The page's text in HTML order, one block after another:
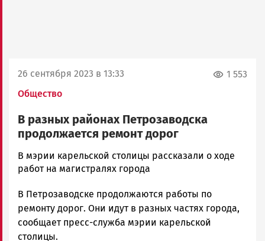
26 сентября 2023 в 13:33
Общество
1 553
В разных районах Петрозаводска
продолжается ремонт дорог
Юрий
Каулио
Петрозаводска
и
Карелии
|
В мэрии карельской столицы рассказали о ходе
работ на магистралях города
В Петрозаводске продолжаются работы по
ремонту дорог. Они идут в разных частях города,
сообщает пресс-служба мэрии карельской
столицы.